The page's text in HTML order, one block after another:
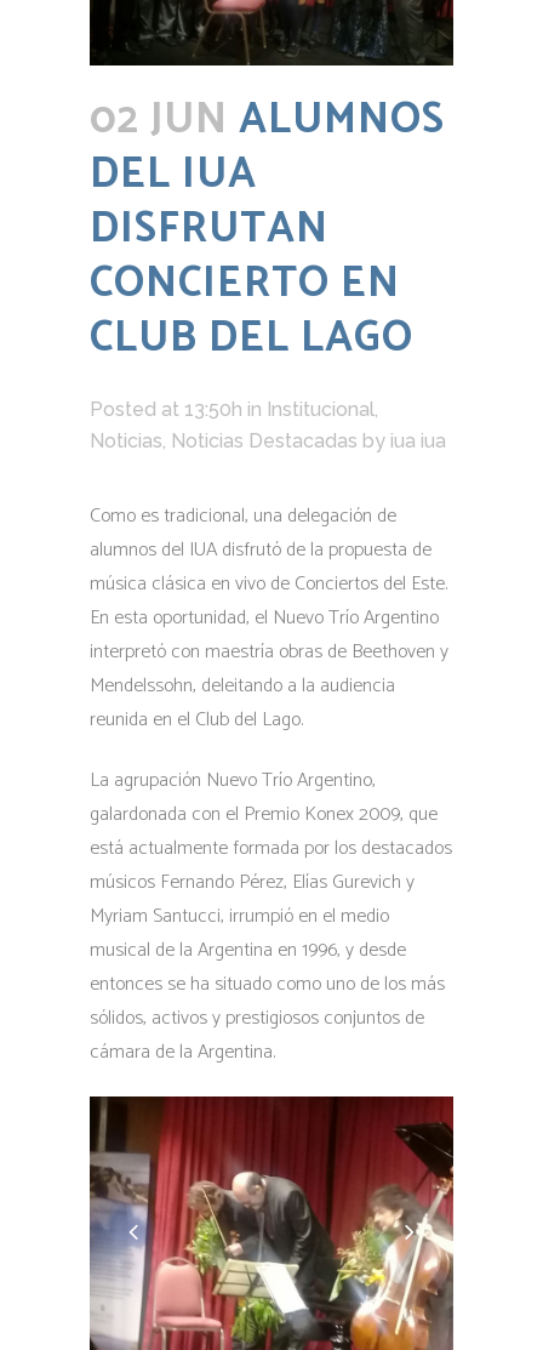
02 JUN ALUMNOS
DEL IUA
DISFRUTAN
CONCIERTO EN
CLUB DEL LAGO
Posted at 13:50h in Institucional,
Noticias, Noticias Destacadas by iua iua
Como es tradicional, una delegación de
alumnos del IUA disfrutó de la propuesta de
música clásica en vivo de Conciertos del Este.
En esta oportunidad, el Nuevo Trío Argentino
interpretó con maestría obras de Beethoven y
Mendelssohn, deleitando a la audiencia
reunida en el Club del Lago.
La agrupación Nuevo Trío Argentino,
galardonada con el Premio Konex 2009, que
está actualmente formada por los destacados
músicos Fernando Pérez, Elías Gurevich y
Myriam Santucci, irrumpió en el medio
musical de la Argentina en 1996, y desde
entonces se ha situado como uno de los más
sólidos, activos y prestigiosos conjuntos de
cámara de la Argentina.